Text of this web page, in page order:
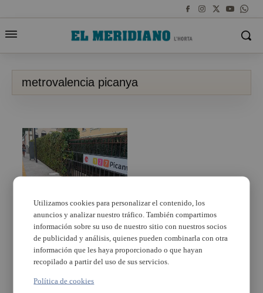
metrovalencia picanya
Metrovalencia modifica
el cap de setmana el
servici entre València
Sud i Torrent Avinguda
per les obres
d’accessibilitat a
Picanya
Utilizamos cookies para personalizar el contenido, los
anuncios y analizar nuestro tráfico. También compartimos
información sobre su uso de nuestro sitio con nuestros socios
de publicidad y análisis, quienes pueden combinarla con otra
información que les haya proporcionado o que hayan
recopilado a partir del uso de sus servicios.
Política de cookies